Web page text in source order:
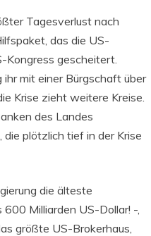
Tagesverlust nach
das die US-
Kongress gescheitert.
ihr mit einer Bürgschaft über
Krise zieht weitere Kreise.
des Landes
plötzlich tief in der Krise
die älteste
Milliarden US-Dollar! -,
größte US-Brokerhaus,